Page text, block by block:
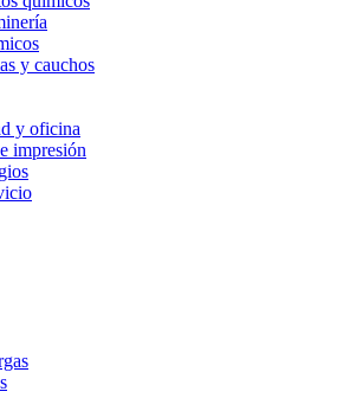
y cauchos
y oficina
impresión